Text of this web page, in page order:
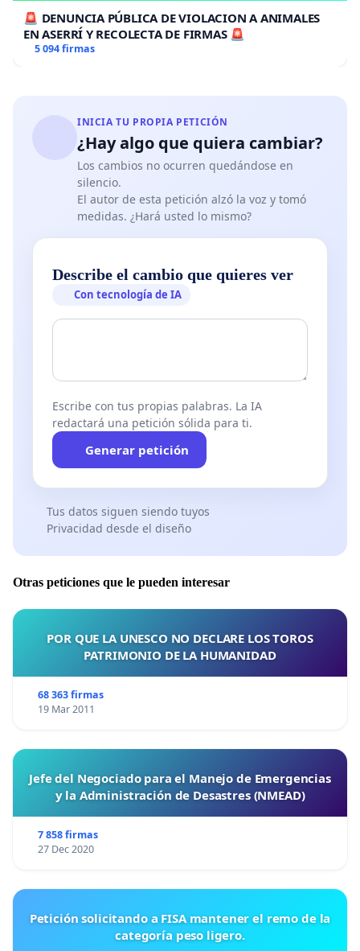
🚨 DENUNCIA PÚBLICA DE VIOLACION A ANIMALES
EN ASERRÍ Y RECOLECTA DE FIRMAS 🚨
5 094 firmas
INICIA TU PROPIA PETICIÓN
¿Hay algo que quiera cambiar?
Los cambios no ocurren quedándose en
silencio.
El autor de esta petición alzó la voz y tomó
medidas. ¿Hará usted lo mismo?
Describe el cambio que quieres ver
Con tecnología de IA
Escribe con tus propias palabras. La IA
redactará una petición sólida para ti.
Generar petición
Tus datos siguen siendo tuyos
Privacidad desde el diseño
Otras peticiones que le pueden interesar
POR QUE LA UNESCO NO DECLARE LOS TOROS
PATRIMONIO DE LA HUMANIDAD
68 363 firmas
19 Mar 2011
Jefe del Negociado para el Manejo de Emergencias
y la Administración de Desastres (NMEAD)
7 858 firmas
27 Dec 2020
Petición solicitando a FISA mantener el remo de la
categoría peso ligero.